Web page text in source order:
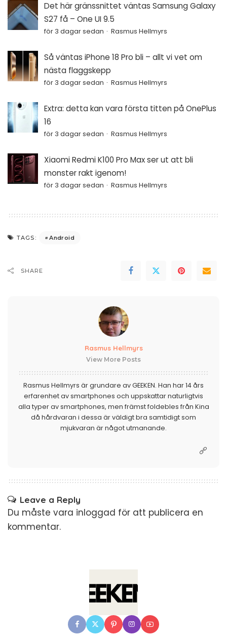
Det här gränssnittet väntas Samsung Galaxy
S27 få – One UI 9.5
för 3 dagar sedan Rasmus Hellmyrs
Så väntas iPhone 18 Pro bli – allt vi vet om
nästa flaggskepp
för 3 dagar sedan Rasmus Hellmyrs
Extra: detta kan vara första titten på OnePlus
16
för 3 dagar sedan Rasmus Hellmyrs
Xiaomi Redmi K100 Pro Max ser ut att bli
monster rakt igenom!
för 3 dagar sedan Rasmus Hellmyrs
TAGS: Android
SHARE
Rasmus Hellmyrs
View More Posts
Rasmus Hellmyrs är grundare av GEEKEN. Han har 14 års
erfarenhet av smartphones och uppskattar naturligtvis
alla typer av smartphones, men främst foldebles från Kina
då hårdvaran i dessa är väldigt bra samtidigt som
mjukvaran är något utmanande.
Leave a Reply
Du måste vara inloggad för att publicera en
kommentar.